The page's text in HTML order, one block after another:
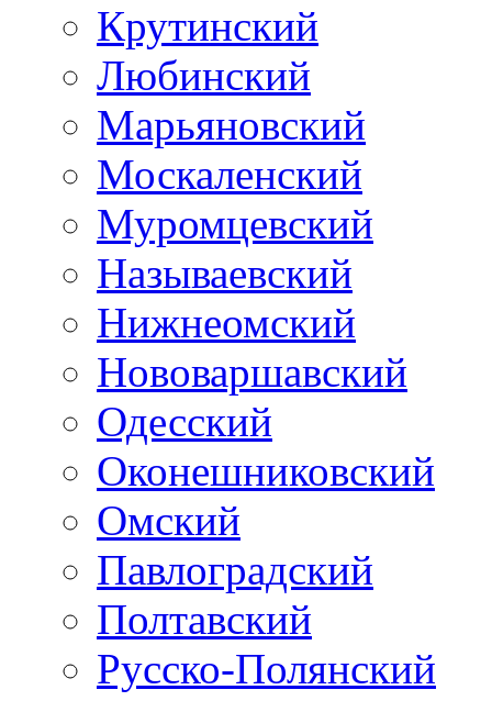
Крутинский
Любинский
Марьяновский
Москаленский
Муромцевский
Называевский
Нижнеомский
Нововаршавский
Одесский
Оконешниковский
Омский
Павлоградский
Полтавский
Русско-Полянский